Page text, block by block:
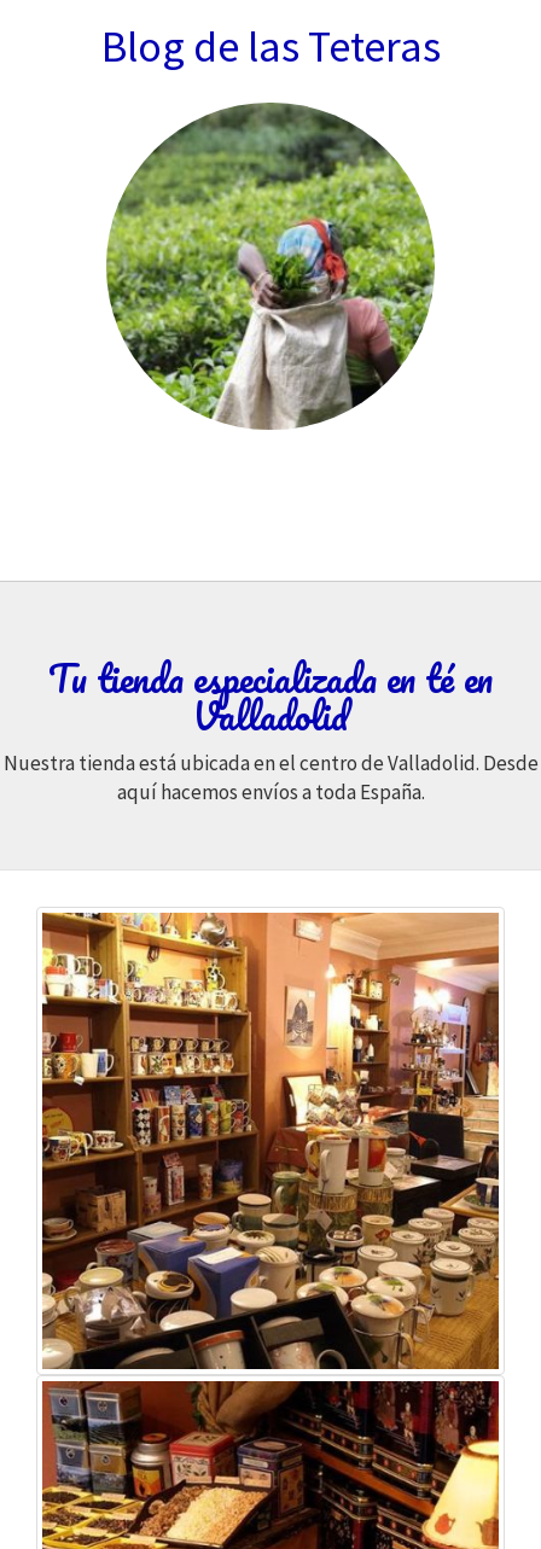
Blog de las Teteras
Tu tienda especializada en té en
Valladolid
Nuestra tienda está ubicada en el centro de Valladolid. Desde
aquí hacemos envíos a toda España.